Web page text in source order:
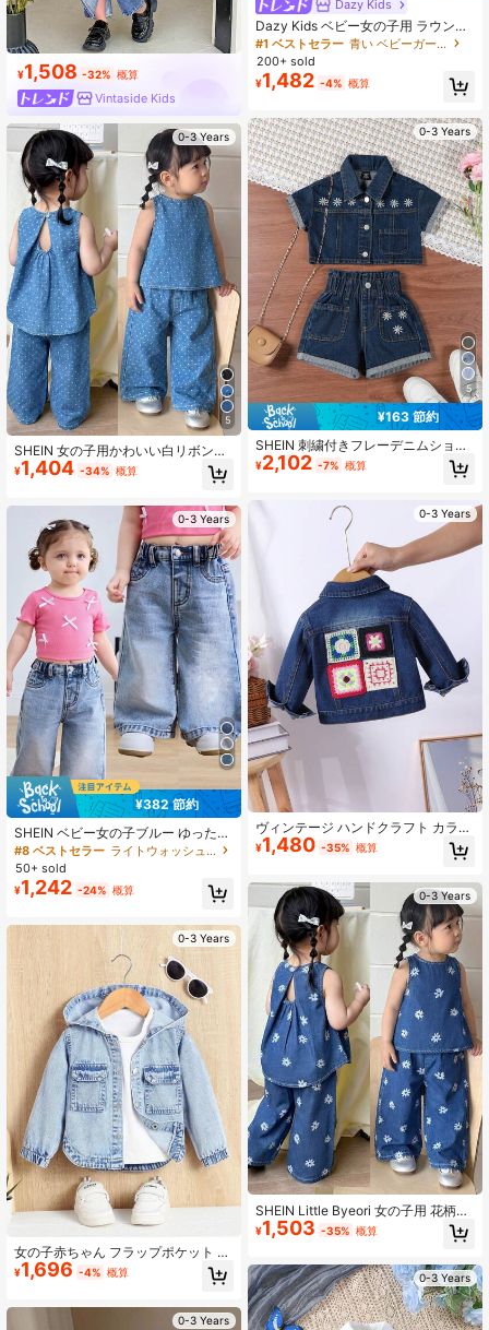
¥1,508 -32% 概算
Vintaside Kids
0-3 Years
5
SHEIN 女の子用かわいい白リボン柄
ブルーデニムベストとロングパンツ
セット、女の子用春夏カジュアルバ
用ビーチアウトフィット、ガールズ
ウエスタンストリートウェア、スプ
リングブレイクアウトフィット、レ
イブフェスティバルデニムセット、
幼児女の子バケーションアウトフィ
ット
¥1,404 -34% 概算
0-3 Years
¥382 節約
SHEIN ベビー女の子ブルー ゆったり
ストレートレッグジーンズ
#8 ベストセラー
ライトウォッシュ ベビーガールズデニム
50+ sold
¥1,242 -24% 概算
0-3 Years
女の子赤ちゃん フラップポケット フ
ード付き Tシャツなし デニムジャケ
ット
¥1,696 -4% 概算
0-3 Years
Dazy Kids
Dazy Kids ベビー女の子用 ラウンド
ネック ノースリーブ 韓国風 ウォッ
シュドデニム ワンピース 夏用 トド
ラー
#1 ベストセラー
青い ベビーガールズデニム
200+ sold
¥1,482 -4% 概算
0-3 Years
5
¥163 節約
SHEIN 刺繍付きフレーデニムショー
トパンツ3点セット 赤ちゃん女の子
¥2,102 -7% 概算
0-3 Years
ヴィンテージ ハンドクラフト カラフ
ルなクロシェ加工 ワッシュ加工ダー
クブルーデニムベビー用ジャケット
¥1,480 -35% 概算
0-3 Years
SHEIN Little Byeori 女の子用 花柄プ
リント ネイビーブルーデニム ルーズ
ノースリーブトップス & ワイドレッ
¥1,503 -35% 概算
0-3 Years